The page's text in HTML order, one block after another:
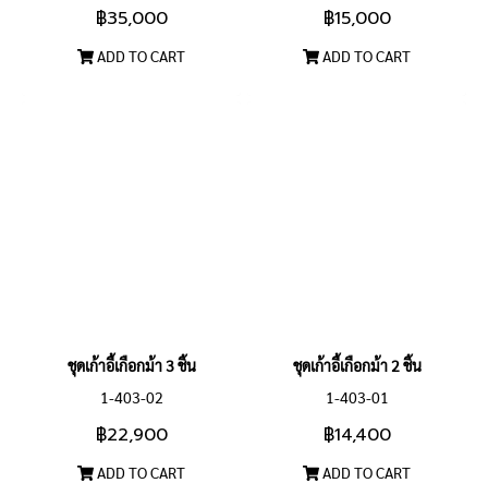
฿35,000
ADD TO CART
฿15,000
ADD TO CART
ชุดเก้าอี้เกือกม้า 3 ชิ้น
1-403-02
฿22,900
ADD TO CART
ชุดเก้าอี้เกือกม้า 2 ชิ้น
1-403-01
฿14,400
ADD TO CART